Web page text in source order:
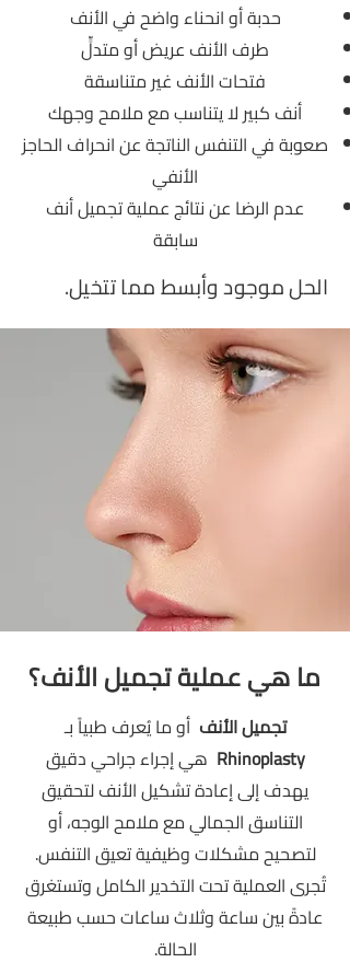
حدبة أو انحناء واضح في الأنف
طرف الأنف عريض أو متدلٍّ
فتحات الأنف غير متناسقة
أنف كبير لا يتناسب مع ملامح وجهك
صعوبة في التنفس الناتجة عن انحراف الحاجز
الأنفي
عدم الرضا عن نتائج عملية تجميل أنف
سابقة
الحل موجود وأبسط مما تتخيل.
ما هي عملية تجميل الأنف؟
تجميل الأنف أو ما يُعرف طبياً بـ
Rhinoplasty هي إجراء جراحي دقيق
يهدف إلى إعادة تشكيل الأنف لتحقيق
التناسق الجمالي مع ملامح الوجه، أو
لتصحيح مشكلات وظيفية تعيق التنفس.
تُجرى العملية تحت التخدير الكامل وتستغرق
عادةً بين ساعة وثلاث ساعات حسب طبيعة
الحالة.